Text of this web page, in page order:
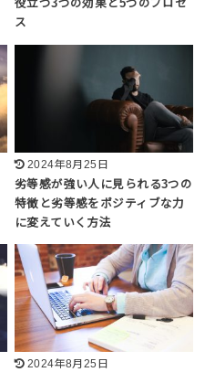
役立つ3つの効果と5つのプロセ
ス
2024年8月25日
劣等感が強い人に見られる3つの
特徴と劣等感をポジティブな力
に変えていく方法
2024年8月25日